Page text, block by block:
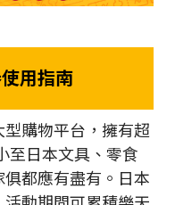
用指南
購物平台，擁有超
至日本文具、零食
都應有盡有。日本